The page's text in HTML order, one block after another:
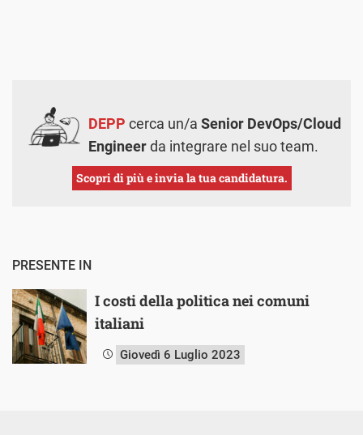
DEPP cerca un/a Senior DevOps/Cloud
Engineerda integrare nel suo team.
Scopri di più e invia la tua candidatura.
PRESENTE IN
I costi della politica nei comuni
italiani
Giovedì 6 Luglio 2023